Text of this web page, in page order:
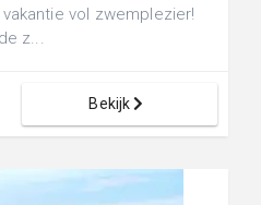
vol zwemplezier!
z...
Bekijk